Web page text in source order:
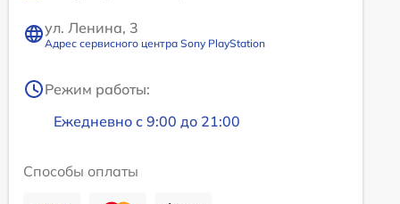
ул. Ленина, 3
Адрес сервисного центра Sony PlayStation
Режим работы:
Ежедневно с 9:00 до 21:00
Способы оплаты